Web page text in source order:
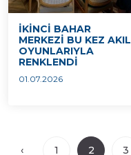
İKİNCİ BAHAR
MERKEZİ BU KEZ AKIL
OYUNLARIYLA
RENKLENDİ
01.07.2026
‹ 1 2 3